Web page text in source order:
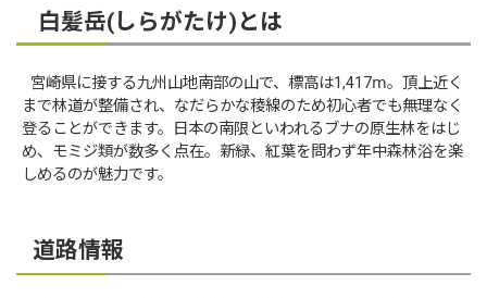
白髪岳(しらがたけ)とは
宮崎県に接する九州山地南部の山で、標高は1,417ⅿ。頂上近く
まで林道が整備され、なだらかな稜線のため初心者でも無理なく
登ることができます。日本の南限といわれるブナの原生林をはじ
め、モミジ類が数多く点在。新緑、紅葉を問わず年中森林浴を楽
しめるのが魅力です。
道路情報